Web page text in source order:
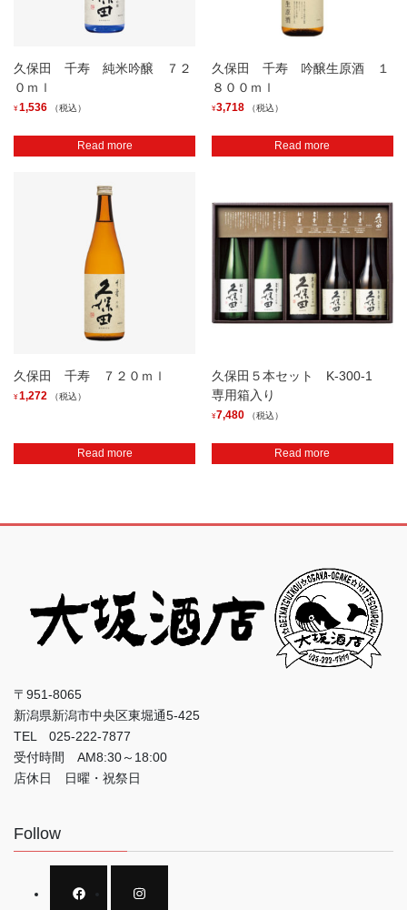
久保田 千寿 純米吟醸 ７２
０ｍｌ
¥1,536 （税込）
Read more
久保田 千寿 吟醸生原酒 １
８００ｍｌ
¥3,718 （税込）
Read more
久保田 千寿 ７２０ｍｌ
¥1,272 （税込）
Read more
久保田５本セット K-300-1
専用箱入り
¥7,480 （税込）
Read more
〒951-8065
新潟県新潟市中央区東堀通5-425
TEL 025-222-7877
受付時間 AM8:30～18:00
店休日 日曜・祝祭日
Follow